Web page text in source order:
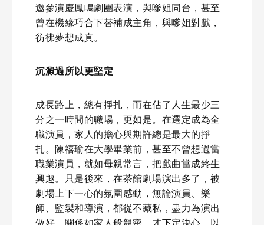
邀參演慶鳳鳴劇團表演，與嗲姐同台，甚至
曾在機緣巧合下替補成主角，與嗲姐對戲，
彷彿夢想成真。
沉澱過所以更堅定
成長路上，總有掙扎，而在佔了人生最少三
分之一時間的職場，更如是。在選定成為全
職演員，家人的擔心與期許總是最大的掙
扎。陳禧瑜在大學畢業前，甚至不曾想過當
職業演員，就如母親常言，把戲曲當成終生
興趣。只是後來，在茶館劇場演出多了，被
劇場上下一心的氛圍感動，無論演員、樂
師、監製和導演，都從不藏私，盡力為演出